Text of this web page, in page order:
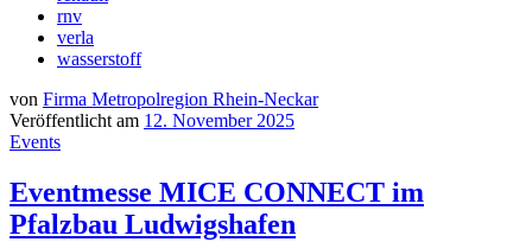
rnv
verla
wasserstoff
von Firma Metropolregion Rhein-Neckar
Veröffentlicht am 12. November 2025
Events
Eventmesse MICE CONNECT im
Pfalzbau Ludwigshafen